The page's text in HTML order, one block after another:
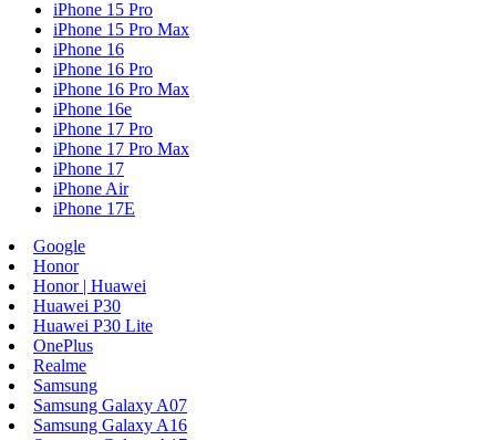
iPhone 15 Pro
iPhone 15 Pro Max
iPhone 16
iPhone 16 Pro
iPhone 16 Pro Max
iPhone 16e
iPhone 17 Pro
iPhone 17 Pro Max
iPhone 17
iPhone Air
iPhone 17E
Google
Honor
Honor | Huawei
Huawei P30
Huawei P30 Lite
OnePlus
Realme
Samsung
Samsung Galaxy A07
Samsung Galaxy A16